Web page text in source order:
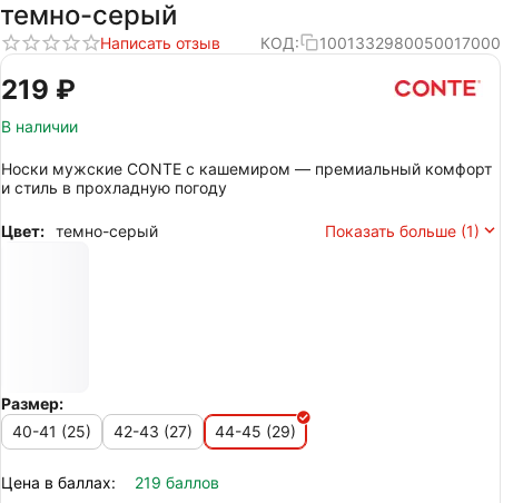
темно-серый
Написать отзыв КОД: 1001332980050017000
‍219‍ ₽
В наличии
Носки мужские CONTE с кашемиром — премиальный комфорт
и стиль в прохладную погоду
Цвет: темно-серый Показать больше (1)
Размер:
40-41 (25)
42-43 (27) 44-45 (29)
Цена в баллах:
219 баллов